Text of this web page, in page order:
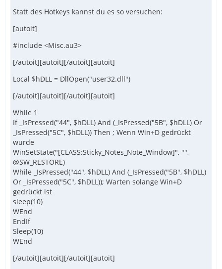
Statt des Hotkeys kannst du es so versuchen:
[autoit]
#include <Misc.au3>
[/autoit][autoit][/autoit][autoit]
Local $hDLL = DllOpen("user32.dll")
[/autoit][autoit][/autoit][autoit]
While 1
If _IsPressed("44", $hDLL) And (_IsPressed("5B", $hDLL) Or
_IsPressed("5C", $hDLL)) Then ; Wenn Win+D gedrückt
wurde
WinSetState("[CLASS:Sticky_Notes_Note_Window]", "",
@SW_RESTORE)
While _IsPressed("44", $hDLL) And (_IsPressed("5B", $hDLL)
Or _IsPressed("5C", $hDLL)); Warten solange Win+D
gedrückt ist
sleep(10)
WEnd
EndIf
Sleep(10)
WEnd
[/autoit][autoit][/autoit][autoit]